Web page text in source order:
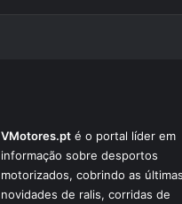
VMotores.pt é o portal líder em
informação sobre desportos
motorizados, cobrindo as últimas
novidades de ralis, corridas de